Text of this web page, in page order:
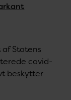
Statens
covid-
beskytter